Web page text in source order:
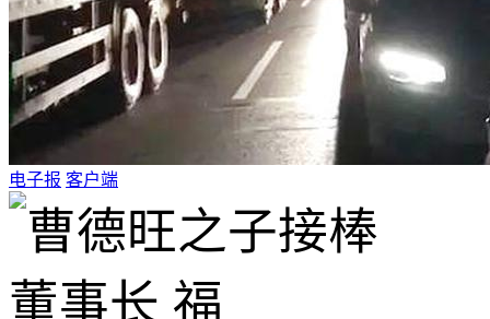
电子报 客户端